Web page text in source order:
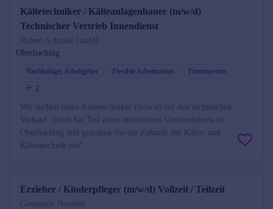
Kältetechniker / Kälteanlagenbauer (m/w/d)
Technischer Vertrieb Innendienst
Robert Schiessl GmbH
Oberhaching
Nachhaltiger Arbeitgeber Flexible Arbeitszeiten
Firmenevents
2
Wir suchen einen Kältetechniker (m/w/d) für den technischen
Verkauf. Seien Sie Teil eines innovativen Unternehmens in
Oberhaching und gestalten Sie die Zukunft der Kälte- und
Klimatechnik mit!
Erzieher / Kinderpfleger (m/w/d) Vollzeit / Teilzeit
Gemeinde Neuried